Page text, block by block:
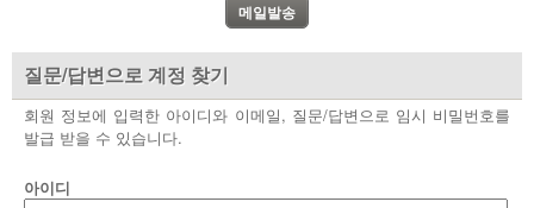
질문/답변으로 계정 찾기
회원 정보에 입력한 아이디와 이메일, 질문/답변으로 임시 비밀번호를
발급 받을 수 있습니다.
아이디
- 전국 노동상담소 안내
자료
부설기관